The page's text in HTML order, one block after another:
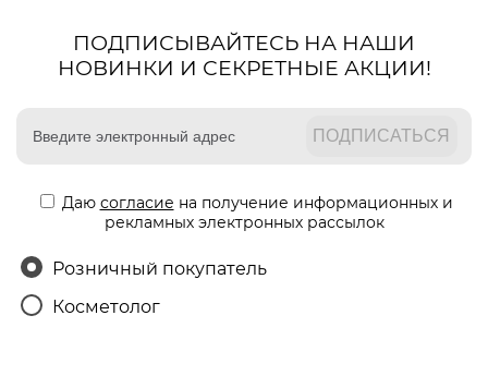
ПОДПИСЫВАЙТЕСЬ НА НАШИ
НОВИНКИ И СЕКРЕТНЫЕ АКЦИИ!
Даю согласие на получение информационных и
рекламных электронных рассылок
Розничный покупатель
Косметолог